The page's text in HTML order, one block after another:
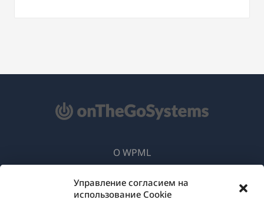
Управление согласием на
использование Cookie
О WPML
Присоединяйтесь к нашей команде